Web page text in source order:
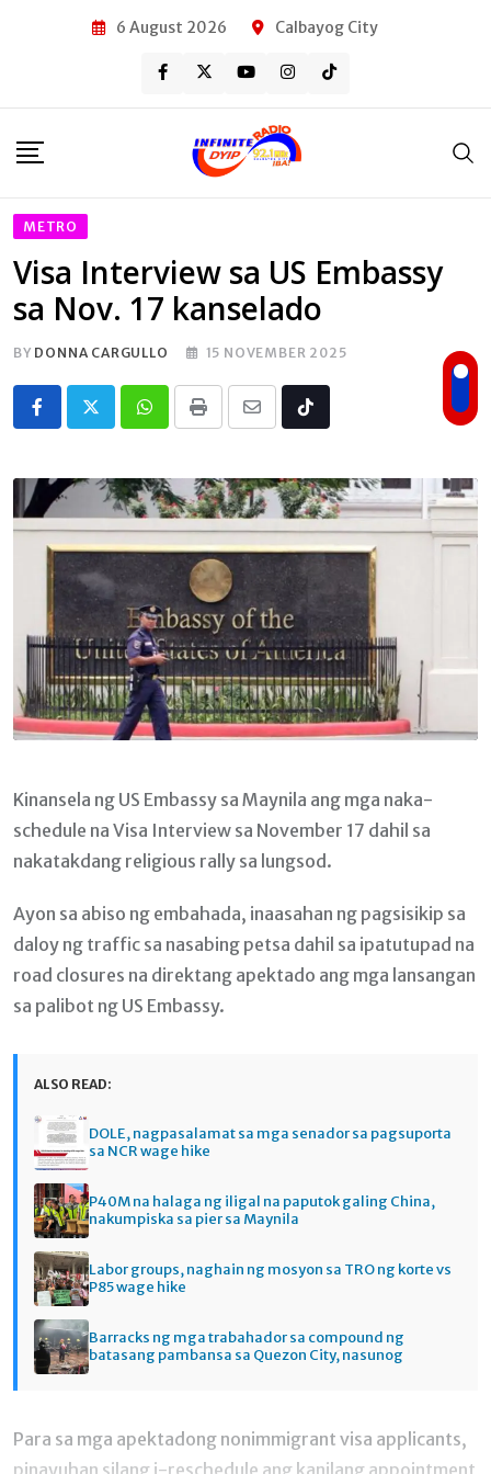
6 August 2026 Calbayog City
METRO
Visa Interview sa US Embassy
sa Nov. 17 kanselado
BY DONNA CARGULLO 15 NOVEMBER 2025
Whatsapp
Print
Share
Email
Tiktok
Kinansela ng US Embassy sa Maynila ang mga naka-
schedule na Visa Interview sa November 17 dahil sa
nakatakdang religious rally sa lungsod.
Ayon sa abiso ng embahada, inaasahan ng pagsisikip sa
daloy ng traffic sa nasabing petsa dahil sa ipatutupad na
road closures na direktang apektado ang mga lansangan
sa palibot ng US Embassy.
ALSO READ:
DOLE, nagpasalamat sa mga senador sa pagsuporta
sa NCR wage hike
P40M na halaga ng iligal na paputok galing China,
nakumpiska sa pier sa Maynila
Labor groups, naghain ng mosyon sa TRO ng korte vs
P85 wage hike
Barracks ng mga trabahador sa compound ng
batasang pambansa sa Quezon City, nasunog
Para sa mga apektadong nonimmigrant visa applicants,